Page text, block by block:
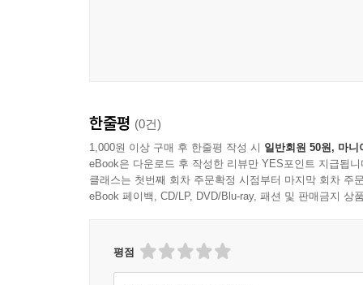
한줄평 (0건)
1,000원 이상 구매 후 한줄평 작성 시 일반회원 50원, 마니
eBook은 다운로드 후 작성한 리뷰만 YES포인트 지급됩니
클래스는 첫번째 회차 주문확정 시점부터 마지막 회차 주
eBook 페이백, CD/LP, DVD/Blu-ray, 패션 및 판매금지 상
평점